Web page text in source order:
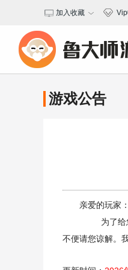
加入收藏
游戏公告
亲爱的玩家：
为了给您
不便请您谅解。